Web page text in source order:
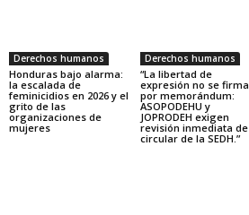
Derechos humanos
Honduras bajo alarma:
la escalada de
feminicidios en 2026 y el
grito de las
organizaciones de
mujeres
Derechos humanos
“La libertad de
expresión no se firma
por memorándum:
ASOPODEHU y
JOPRODEH exigen
revisión inmediata de
circular de la SEDH.”